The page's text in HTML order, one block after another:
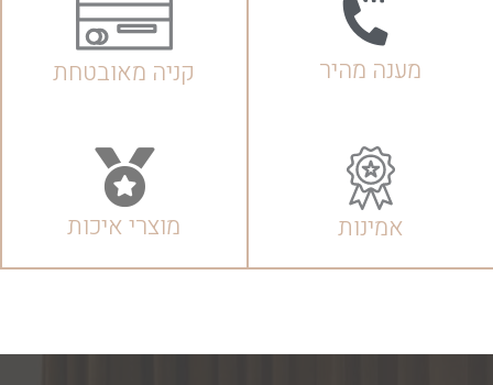
מענה מהיר קניה מאובטחת
אמינות מוצרי איכות